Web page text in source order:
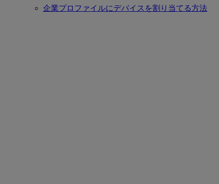
企業プロファイルにデバイスを割り当てる方法